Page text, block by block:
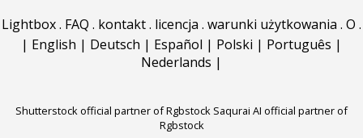
Lightbox. FAQ . kontakt. licencja . warunki użytkowania . O .
| English | Deutsch | Español | Polski | Português |
Nederlands |
Shutterstock official partner of Rgbstock Saqurai AI official partner of
Rgbstock